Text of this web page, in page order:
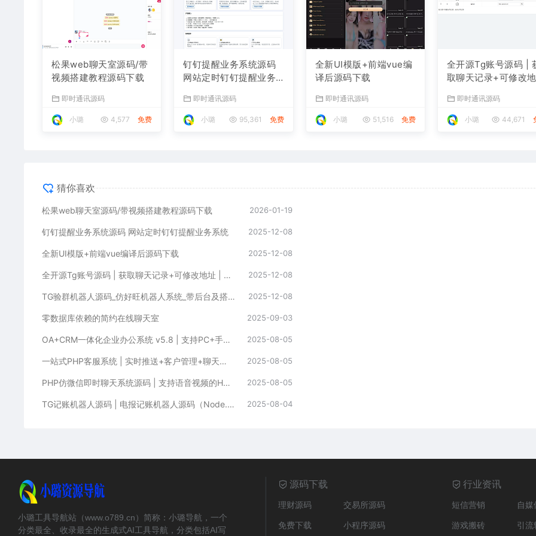
松果web聊天室源码/带
视频搭建教程源码下载
即时通讯源码
小璐 4,577 免费
钉钉提醒业务系统源码
网站定时钉钉提醒业务
即时通讯源码
小璐 95,361 免费
全新UI模版+前端vue编
译后源码下载
即时通讯源码
小璐 51,516 免费
全开源Tg账号源码 |
取聊天记录+可修改地
整 即时通讯源码
小璐 44,671
猜你喜欢
松果web聊天室源码/带视频搭建教程源码下载 2026-01-19
钉钉提醒业务系统源码 网站定时钉钉提醒业务系统 2025-12-08
全新UI模版+前端vue编译后源码下载 2025-12-08
全开源Tg账号源码 | 获取聊天记录+可修改地址 | 前端Vue+后端PHP完整 2025-12-08
TG验群机器人源码_仿好旺机器人系统_带后台及搭建教程 2025-12-08
零数据库依赖的简约在线聊天室 2025-09-03
OA+CRM一体化企业办公系统 v5.8 | 支持PC+手机端的智能管理平台 2025-08-05
一站式PHP客服系统 | 实时推送+客户管理+聊天功能 2025-08-05
PHP仿微信即时聊天系统源码 | 支持语音视频的H5聊天系统源码下载 2025-08-05
TG记账机器人源码 | 电报记账机器人源码（Node.js版本）| 带简单说明文档 2025-08-04
小璐工具导航站（www.o789.cn）简称：小璐导航，一个
分类最全、收录最全的生成式AI工具导航，分类包括AI写
源码下载
理财源码
交易所源码
免费下载
小程序源码
行业资讯
短信营销
自媒
游戏搬砖
引流